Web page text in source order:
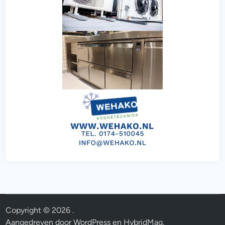
Copyright © 2026 .
Aangedreven doorWordPress en HybridMag.